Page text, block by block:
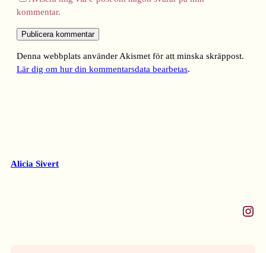
kommentar.
Denna webbplats använder Akismet för att minska skräppost.
Lär dig om hur din kommentarsdata bearbetas.
Alicia Sivert
Instagram